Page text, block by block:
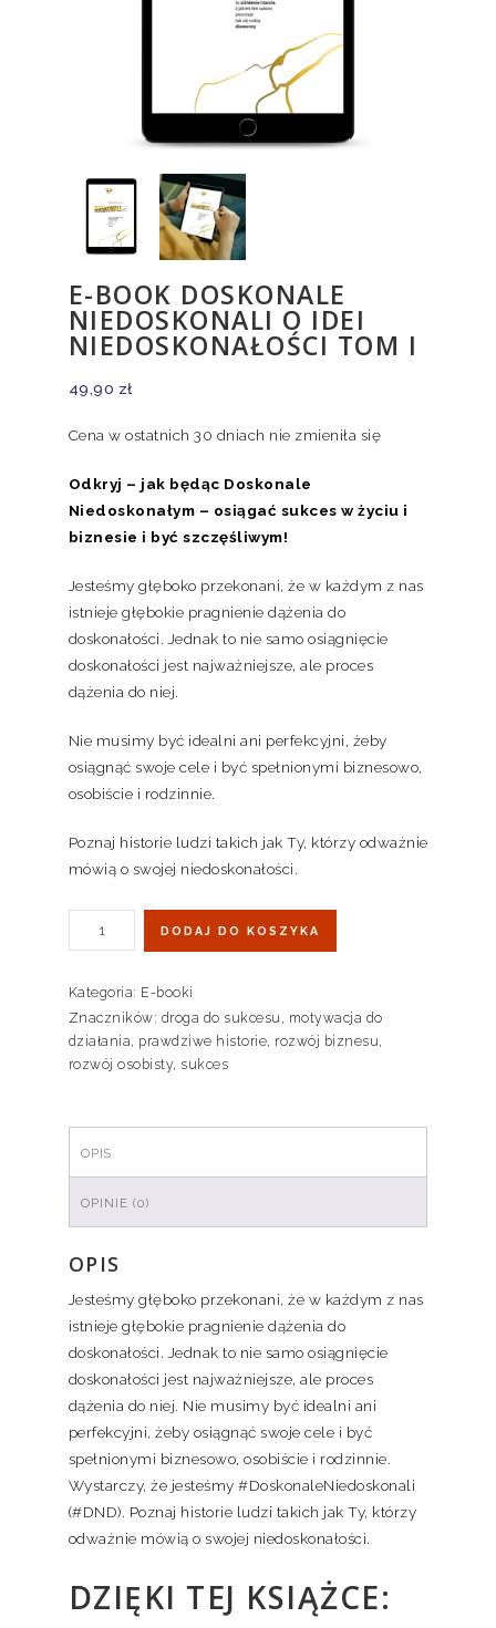
E-BOOK DOSKONALE
NIEDOSKONALI O IDEI
NIEDOSKONAŁOŚCI TOM I
49,90 zł
Cena w ostatnich 30 dniach nie zmieniła się
Odkryj – jak będąc Doskonale
Niedoskonałym – osiągać sukces w życiu i
biznesie i być szczęśliwym!
Jesteśmy głęboko przekonani, że w każdym z nas
istnieje głębokie pragnienie dążenia do
doskonałości. Jednak to nie samo osiągnięcie
doskonałości jest najważniejsze, ale proces
dążenia do niej.
Nie musimy być idealni ani perfekcyjni, żeby
osiągnąć swoje cele i być spełnionymi biznesowo,
osobiście i rodzinnie.
Poznaj historie ludzi takich jak Ty, którzy odważnie
mówią o swojej niedoskonałości.
DODAJ DO KOSZYKA
Kategoria: E-booki
Znaczników: droga do sukcesu , motywacja do
działania, prawdziwe historie, rozwój biznesu,
rozwój osobisty, sukces
OPIS
OPINIE (0)
OPIS
Jesteśmy głęboko przekonani, że w każdym z nas
istnieje głębokie pragnienie dążenia do
doskonałości. Jednak to nie samo osiągnięcie
doskonałości jest najważniejsze, ale proces
dążenia do niej. Nie musimy być idealni ani
perfekcyjni, żeby osiągnąć swoje cele i być
spełnionymi biznesowo, osobiście i rodzinnie.
Wystarczy, że jesteśmy #DoskonaleNiedoskonali
(#DND). Poznaj historie ludzi takich jak Ty, którzy
odważnie mówią o swojej niedoskonałości.
DZIĘKI TEJ KSIĄŻCE: